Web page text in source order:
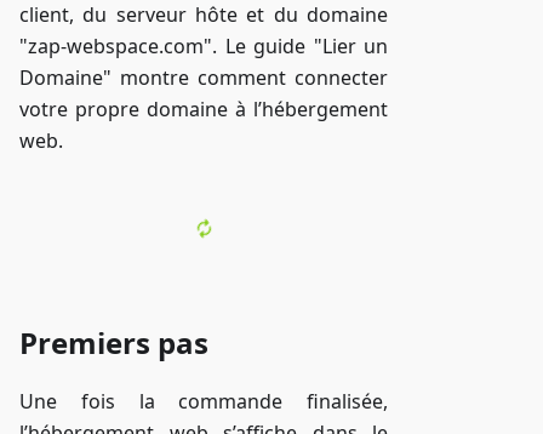
client, du serveur hôte et du domaine
"zap-webspace.com". Le guide "Lier un
Domaine" montre comment connecter
votre propre domaine à l’hébergement
web.
Premiers pas
Une fois la commande finalisée,